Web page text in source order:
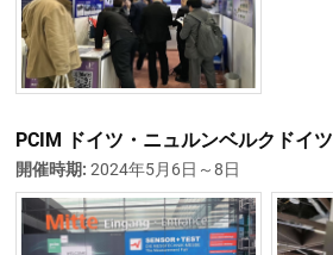
PCIM ドイツ・ニュルンベルクドイツ
開催時期:2024年5月6日～8日